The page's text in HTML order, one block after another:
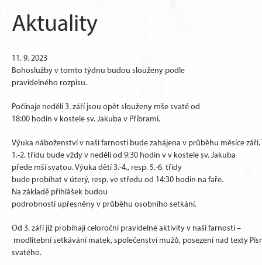
Aktuality
11. 9. 2023
Bohoslužby v tomto týdnu budou slouženy podle
pravidelného rozpisu.
Počínaje nedělí 3. září jsou opět slouženy mše svaté od
18:00 hodin v kostele sv. Jakuba v Příbrami.
Výuka náboženství v naší farnosti bude zahájena v průběhu měsíce
1.-2. třídu bude vždy v neděli od 9:30 hodin v v kostele sv. Jakuba
přede mší svatou. Výuka dětí 3.-4., resp. 5.-6. třídy
bude probíhat v úterý, resp. ve středu od 14:30 hodin na faře.
Na základě přihlášek budou
podrobnosti upřesněny v průběhu osobního setkání.
Od 3. září již probíhají celoroční pravidelné aktivity v naší farnosti –
modlitební setkávání matek, společenství mužů, posezení nad texty
svatého.